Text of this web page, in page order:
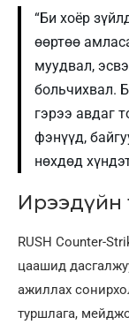
“Би хоёр
өөртөө
муудвал,
больчихвал.
гэрээ авдаг
фэнүүд,
нөхдөд
Ирээдүйн
RUSH Counter-
цаашид
ажиллах
туршлага,